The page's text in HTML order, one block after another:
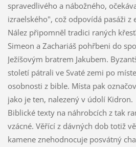
spravedlivého a nábožného,
izraelského", což odpovídá pasáži z
Nález připomněl tradici raných
Simeon a Zachariáš pohřbeni do
Ježíšovým bratrem Jakubem.
století pátrali ve Svaté zemi po
osobnosti z bible. Místa pak
jako je ten, nalezený v údolí Kidron.
Biblické texty na náhrobcích z tak
vzácné. Věřící z dávných dob totiž
kamene znehodnocuje posvátný